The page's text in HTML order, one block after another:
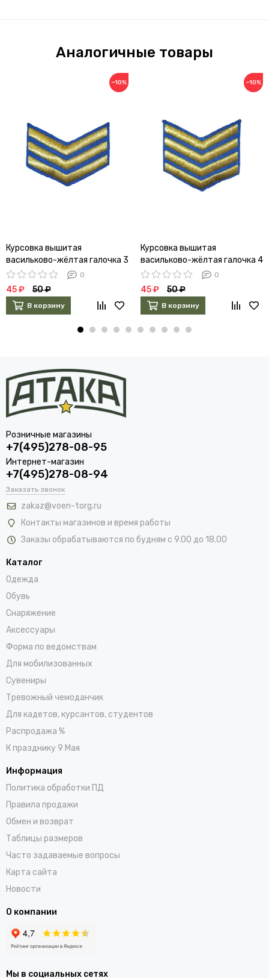
Аналогичные товары
−10%
Курсовка вышитая
васильково-жёлтая галочка 3
курс
0
45 ₽ 50 ₽
В корзину
−10%
Курсовка вышитая
васильково-жёлтая галочка 4
курс
0
45 ₽ 50 ₽
В корзину
Розничные магазины
+7(495)278-08-95
Интернет-магазин
+7(495)278-08-94
Заказать звонок
zakaz@voen-torg.ru
Контакты магазинов и время работы
Заказы обрабатываются по будням с 9.00 до 18.00
Каталог
Одежда
Обувь
Снаряжение
Аксессуары
Форма по ведомствам
Для мобилизованных
Сувениры
Тревожный чемоданчик
Для кадетов, курсантов, студентов
Распродажа %
К празднику 9 Мая
Информация
Политика обработки ПД
Правила продажи
Обмен и возврат
Таблицы размеров
Часто задаваемые вопросы
Карта сайта
Новости
О компании
Мы в социальных сетях